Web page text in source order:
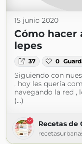
15 junio 2020
Cómo hacer
lepes
37 0
Siguiendo con
, hoy les quería
navegando la red ,
(...)
Recetas de